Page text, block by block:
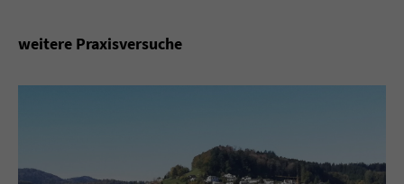
weitere Praxisversuche